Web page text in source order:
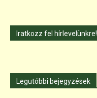
Iratkozz fel hírlevelünkre!
Legutóbbi bejegyzések